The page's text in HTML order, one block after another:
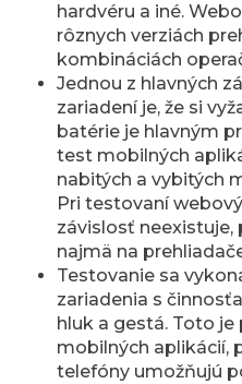
hardvéru a iné.
rôznych verziách
kombináciách
Jednou z hlavných
zariadení je, že si
batérie je hlavným
test mobilných
nabitých a vybitých
Pri testovaní
závislosť
najmä na
Testovanie sa
zariadenia s
hluk a gestá. Toto
mobilných aplikácií,
telefóny umožňujú